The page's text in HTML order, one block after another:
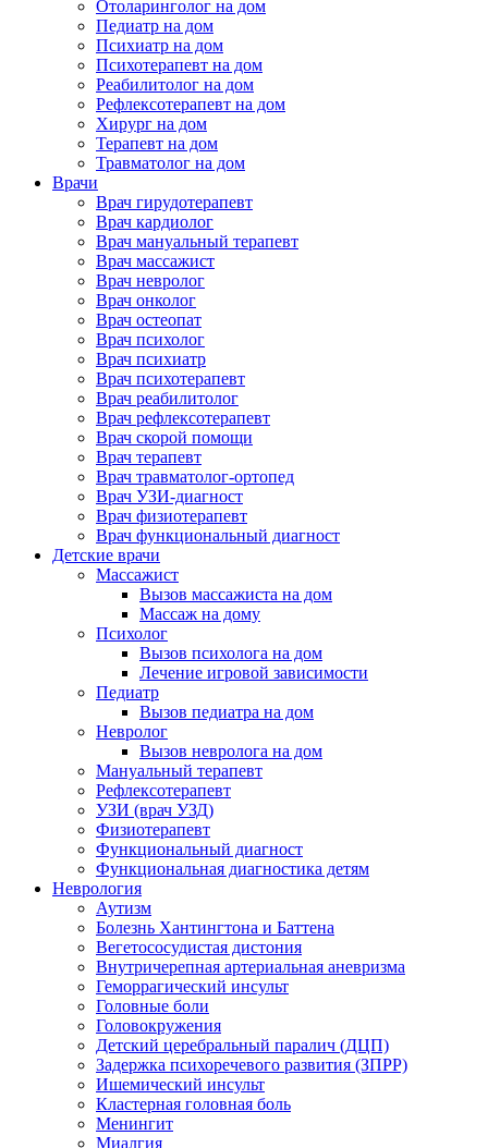
Отоларинголог на дом
Педиатр на дом
Психиатр на дом
Психотерапевт на дом
Реабилитолог на дом
Рефлексотерапевт на дом
Хирург на дом
Терапевт на дом
Травматолог на дом
Врачи
Врач гирудотерапевт
Врач кардиолог
Врач мануальный терапевт
Врач массажист
Врач невролог
Врач онколог
Врач остеопат
Врач психолог
Врач психиатр
Врач психотерапевт
Врач реабилитолог
Врач рефлексотерапевт
Врач скорой помощи
Врач терапевт
Врач травматолог-ортопед
Врач УЗИ-диагност
Врач физиотерапевт
Врач функциональный диагност
Детские врачи
Массажист
Вызов массажиста на дом
Массаж на дому
Психолог
Вызов психолога на дом
Лечение игровой зависимости
Педиатр
Вызов педиатра на дом
Невролог
Вызов невролога на дом
Мануальный терапевт
Рефлексотерапевт
УЗИ (врач УЗД)
Физиотерапевт
Функциональный диагност
Функциональная диагностика детям
Неврология
Аутизм
Болезнь Хантингтона и Баттена
Вегетососудистая дистония
Внутричерепная артериальная аневризма
Геморрагический инсульт
Головные боли
Головокружения
Детский церебральный паралич (ДЦП)
Задержка психоречевого развития (ЗПРР)
Ишемический инсульт
Кластерная головная боль
Менингит
Миалгия